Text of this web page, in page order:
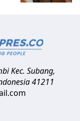
Kec. Subang,
41211